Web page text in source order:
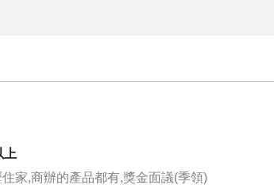
上
家,商辦的產品都有,獎金面議(季領)